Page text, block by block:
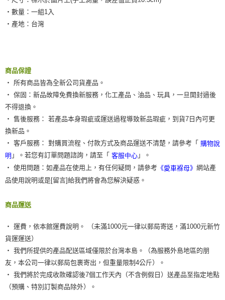
時審查核予不同之上限額度；若仍有額度不足之情形，本公司將視審查結果
請求用戶進行身份認證。
５．嚴禁一人註冊多個帳號或使用他人資訊註冊。若發現惡意使用之情形，
國際宅配-直送海外
‧數量：一組1入
‧產地：台灣
商品保證
‧ 所有商品皆為全新公司貨產品。
‧ 保固：新品故障免費換新服務，化工產品、油品、玩具，一旦開封過後
不得退換。
‧ 售後服務： 若產品本身瑕疵或運送過程導致新品瑕疵，到貨7日內可更
換新品。
‧ 客戶服務： 對購買流程、付款方式及商品運送不清楚，請參考「 購物說
明 」。若您有訂單問題諮詢，請至「 客服中心 」。
‧ 使用問題：如產品在使用上，有任何疑問，請參考 《愛車褓母》 網站產
品使用說明或是[留言]給我們將會為您解決疑惑。
商品運送
‧ 運費，依本館運費說明。 （未滿1000元一律以郵局寄送，滿1000元新竹
貨運運送）
‧ 我們所提供的產品配送區域僅限於台灣本島。（為服務外島地區的朋
友，本公司一律以郵局包裹寄出，但重量限制4公斤）。
‧ 我們將於完成收款確認後7個工作天內（不含例假日）送產品至指定地點
（預購、特別訂製商品除外）。